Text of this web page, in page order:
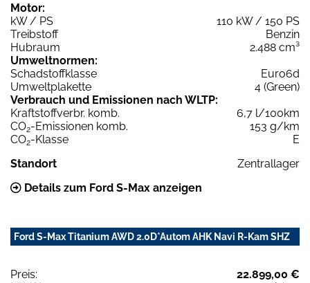
Motor:
kW / PS
110 kW / 150 PS
Treibstoff
Benzin
Hubraum
2.488 cm³
Umweltnormen:
Schadstoffklasse
Euro6d
Umweltplakette
4 (Green)
Verbrauch und Emissionen nach WLTP:
Kraftstoffverbr. komb.
6,7 l/100km
CO2-Emissionen komb.
153 g/km
CO2-Klasse
E
Standort
Zentrallager
Details zum Ford S-Max anzeigen
Ford S-Max Titanium AWD 2.0D*Autom AHK Navi R-Kam SHZ
Preis:
22.899,00 €